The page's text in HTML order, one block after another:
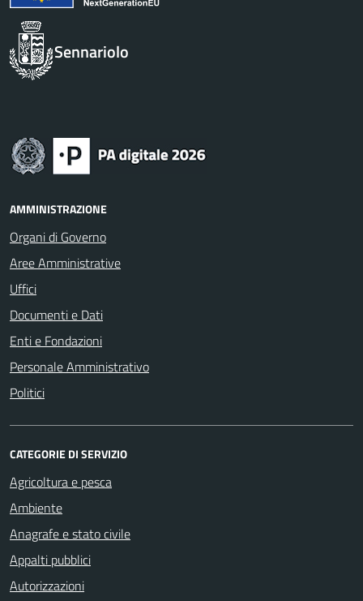
Sennariolo
AMMINISTRAZIONE
Organi di Governo
Aree Amministrative
Uffici
Documenti e Dati
Enti e Fondazioni
Personale Amministrativo
Politici
CATEGORIE DI SERVIZIO
Agricoltura e pesca
Ambiente
Anagrafe e stato civile
Appalti pubblici
Autorizzazioni